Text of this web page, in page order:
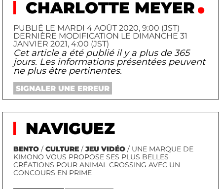
CHARLOTTE MEYER
PUBLIÉ LE MARDI 4 AOÛT 2020, 9:00 (JST)
DERNIÈRE MODIFICATION LE DIMANCHE 31
JANVIER 2021, 4:00 (JST)
Cet article a été publié il y a plus de 365
jours. Les informations présentées peuvent
ne plus être pertinentes.
SIGNALER UNE ERREUR
NAVIGUEZ
BENTO /CULTURE /JEU VIDÉO / UNE MARQUE DE
KIMONO VOUS PROPOSE SES PLUS BELLES
CRÉATIONS POUR ANIMAL CROSSING AVEC UN
CONCOURS EN PRIME